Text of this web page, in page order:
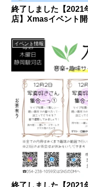
終了しました【2021
店】Xmasイベント開
イベント情報
終了しました【2021